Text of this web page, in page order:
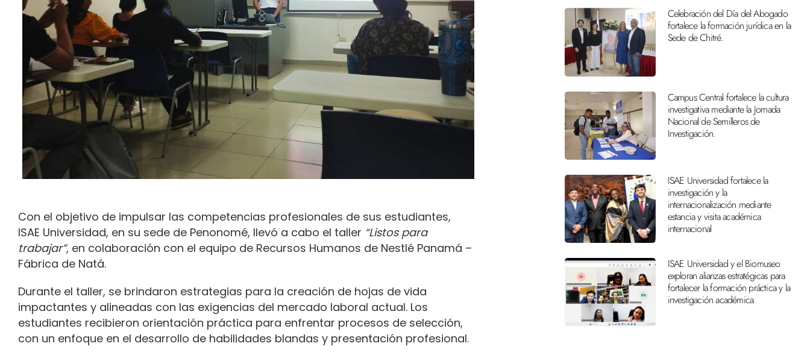
Con el objetivo de impulsar las competencias profesionales de sus estudiantes,
ISAE Universidad, en su sede de Penonomé, llevó a cabo el taller “Listos para
trabajar”, en colaboración con el equipo de Recursos Humanos de Nestlé Panamá –
Fábrica de Natá.
Durante el taller, se brindaron estrategias para la creación de hojas de vida
impactantes y alineadas con las exigencias del mercado laboral actual. Los
estudiantes recibieron orientación práctica para enfrentar procesos de selección,
con un enfoque en el desarrollo de habilidades blandas y presentación profesional.
Celebración del Día del Abogado
fortalece la formación jurídica en la
Sede de Chitré.
Campus Central fortalece la cultura
investigativa mediante la Jornada
Nacional de Semilleros de
Investigación.
ISAE Universidad fortalece la
investigación y la
internacionalización mediante
estancia y visita académica
internacional
ISAE Universidad y el Biomuseo
exploran alianzas estratégicas para
fortalecer la formación práctica y la
investigación académica